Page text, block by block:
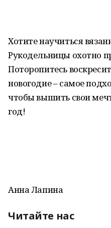
Хотите научиться
Рукодельницы охотно
Поторопитесь
новогодие – самое
чтобы вышить свои
год!
Анна Лапина
Читайте нас